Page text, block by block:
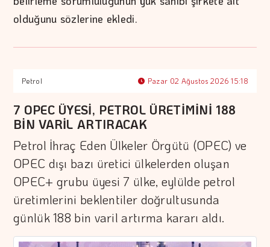
olduğunu sözlerine ekledi.
Petrol Pazar 02 Ağustos 2026 15:18
7 OPEC ÜYESİ, PETROL ÜRETİMİNİ 188
BİN VARİL ARTIRACAK
Petrol İhraç Eden Ülkeler Örgütü (OPEC) ve
OPEC dışı bazı üretici ülkelerden oluşan
OPEC+ grubu üyesi 7 ülke, eylülde petrol
üretimlerini beklentiler doğrultusunda
günlük 188 bin varil artırma kararı aldı.